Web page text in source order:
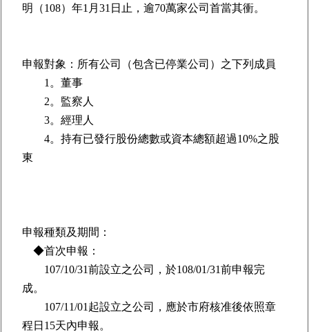
明（108）年1月31日止，逾70萬家公司首當其衝。
申報對象：所有公司（包含已停業公司）之下列成員
1。董事
2。監察人
3。經理人
4。持有已發行股份總數或資本總額超過10%之股
東
申報種類及期間：
◆首次申報：
107/10/31前設立之公司，於108/01/31前申報完
成。
107/11/01起設立之公司，應於市府核准後依照章
程日15天內申報。